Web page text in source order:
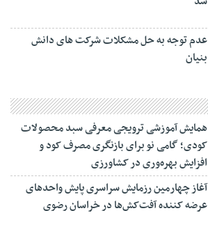
عدم توجه به حل مشکلات شرکت های دانش
بنیان
همایش آموزشی ترویجی معرفی سبد محصولات
کودی؛ گامی نو برای بازنگری مصرف کود و
افزایش بهره‌وری در کشاورزی
آغاز چهارمین رزمایش سراسری پایش واحدهای
عرضه کننده آفت‌کش‌ها در خراسان رضوی